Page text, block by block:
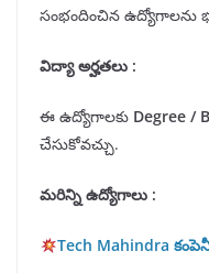
సంభందించిన ఉద్యోగాలను
విద్యా అర్హతలు :
ఈ ఉద్యోగాలకు Degree /
చేసుకోవచ్చు.
మరిన్ని ఉద్యోగాలు :
Tech Mahindra